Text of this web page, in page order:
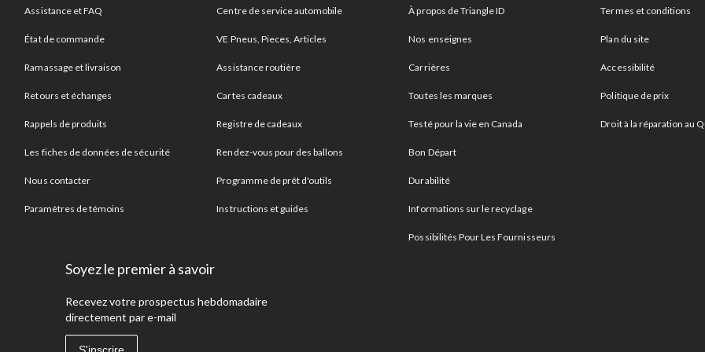
Assistance et FAQ
État de commande
Ramassage et livraison
Retours et échanges
Rappels de produits
Les fiches de données de sécurité
Nous contacter
Paramètres de témoins
Centre de service automobile
VE Pneus, Pieces, Articles
Assistance routière
Cartes cadeaux
Registre de cadeaux
Rendez-vous pour des ballons
Programme de prêt d'outils
Instructions et guides
À propos de Triangle ID
Nos enseignes
Carrières
Toutes les marques
Testé pour la vie en Canada
Bon Départ
Durabilité
Informations sur le recyclage
Possibilités Pour Les Fournisseurs
Termes et conditions
Plan du site
Accessibilité
Politique de prix
Droit à la réparation au
Soyez le premier à savoir
Recevez votre prospectus hebdomadaire
directement par e-mail
S'inscrire